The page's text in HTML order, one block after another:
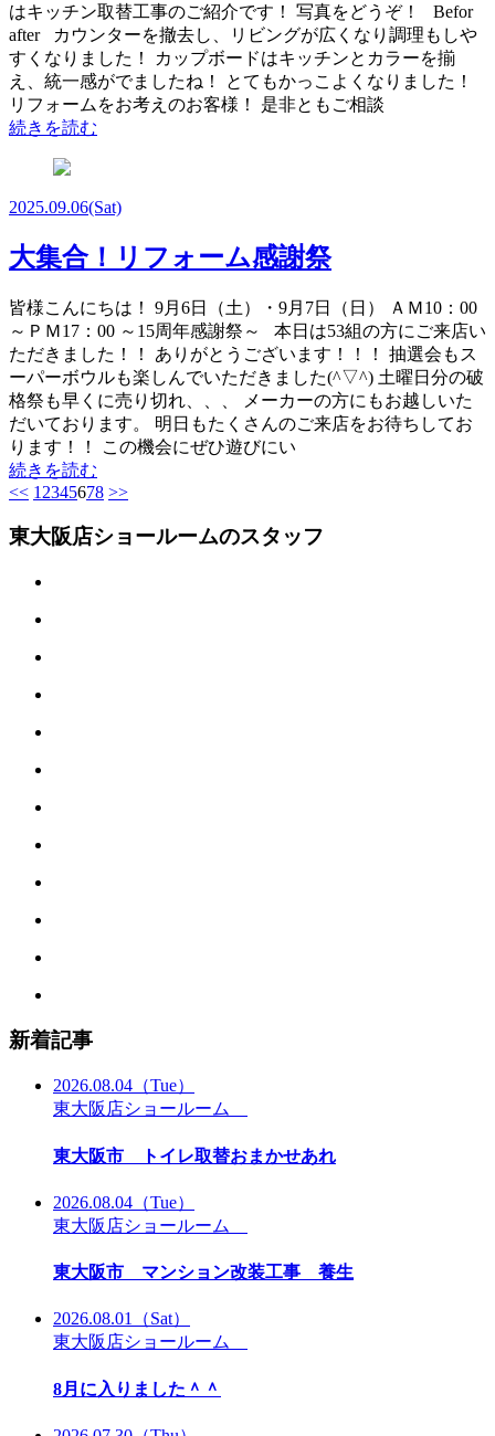
はキッチン取替工事のご紹介です！ 写真をどうぞ！ Befor
after カウンターを撤去し、リビングが広くなり調理もしや
すくなりました！ カップボードはキッチンとカラーを揃
え、統一感がでましたね！ とてもかっこよくなりました！
リフォームをお考えのお客様！ 是非ともご相談
続きを読む
2025.09.06(Sat)
大集合！リフォーム感謝祭
皆様こんにちは！ 9月6日（土）・9月7日（日） ＡＭ10：00
～ＰＭ17：00 ～15周年感謝祭～ 本日は53組の方にご来店い
ただきました！！ ありがとうございます！！！ 抽選会もス
ーパーボウルも楽しんでいただきました(^▽^) 土曜日分の破
格祭も早くに売り切れ、、、 メーカーの方にもお越しいた
だいております。 明日もたくさんのご来店をお待ちしてお
ります！！ この機会にぜひ遊びにい
続きを読む
<< 1 2345678 >>
東大阪店ショールームのスタッフ
新着記事
2026.08.04 （Tue）
東大阪店ショールーム
東大阪市 トイレ取替おまかせあれ
2026.08.04 （Tue）
東大阪店ショールーム
東大阪市 マンション改装工事 養生
2026.08.01 （Sat）
東大阪店ショールーム
8月に入りました＾＾